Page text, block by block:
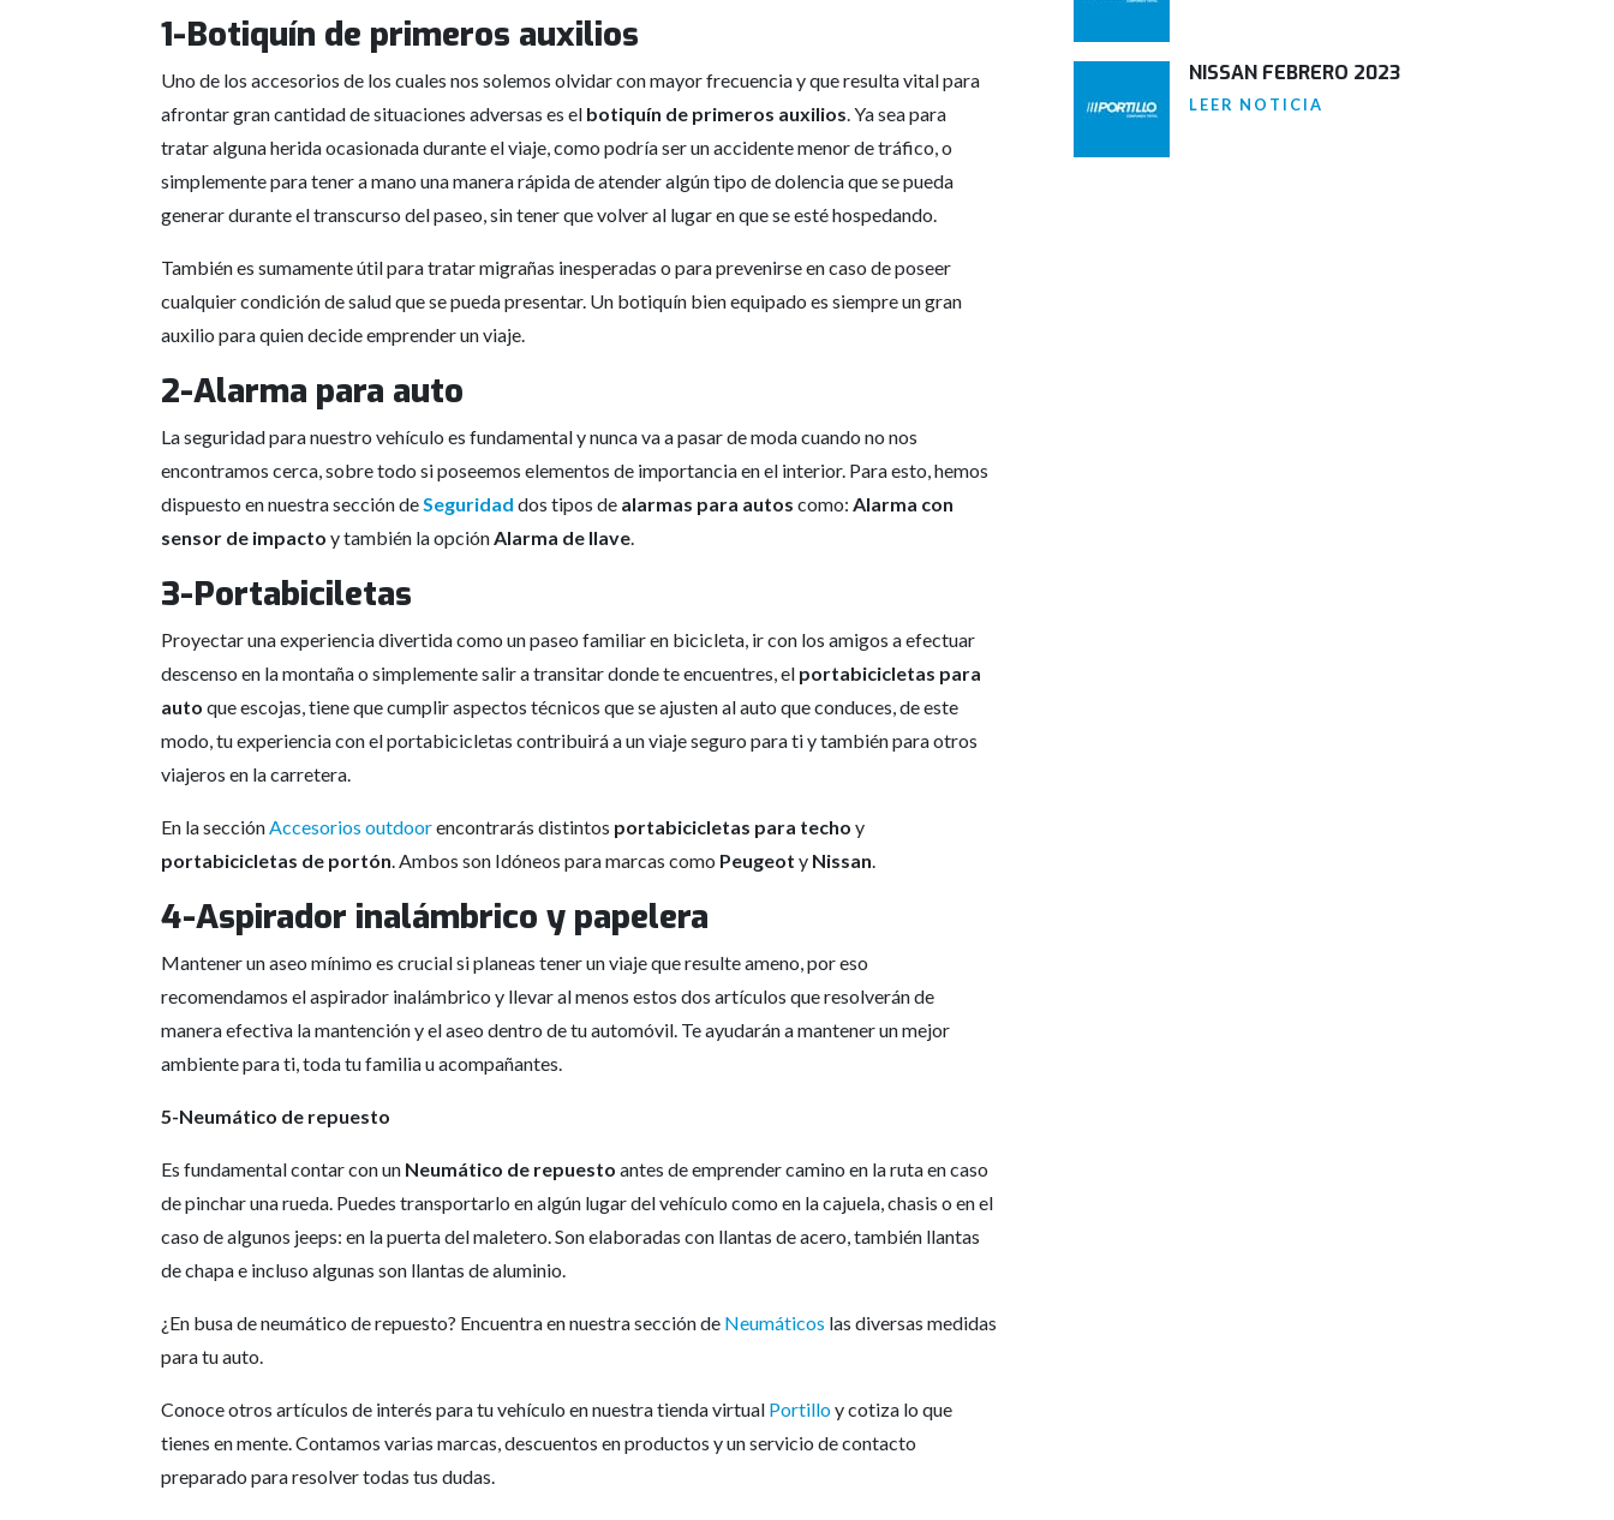
1-Botiquín de primeros auxilios
Uno de los accesorios de los cuales nos solemos olvidar con mayor frecuencia y que resulta vital para
afrontar gran cantidad de situaciones adversas es el botiquín de primeros auxilios. Ya sea para
tratar alguna herida ocasionada durante el viaje, como podría ser un accidente menor de tráfico, o
simplemente para tener a mano una manera rápida de atender algún tipo de dolencia que se pueda
generar durante el transcurso del paseo, sin tener que volver al lugar en que se esté hospedando.
También es sumamente útil para tratar migrañas inesperadas o para prevenirse en caso de poseer
cualquier condición de salud que se pueda presentar. Un botiquín bien equipado es siempre un gran
auxilio para quien decide emprender un viaje.
2-Alarma para auto
La seguridad para nuestro vehículo es fundamental y nunca va a pasar de moda cuando no nos
encontramos cerca, sobre todo si poseemos elementos de importancia en el interior. Para esto, hemos
dispuesto en nuestra sección deSeguridad dos tipos de alarmas para autos como: Alarma con
sensor de impacto y también la opciónAlarma de llave.
3-Portabiciletas
Proyectar una experiencia divertida como un paseo familiar en bicicleta, ir con los amigos a efectuar
descenso en la montaña o simplemente salir a transitar donde te encuentres, el portabicicletas para
auto que escojas, tiene que cumplir aspectos técnicos que se ajusten al auto que conduces, de este
modo, tu experiencia con el portabicicletas contribuirá a un viaje seguro para ti y también para otros
viajeros en la carretera.
En la secciónAccesorios outdoorencontrarás distintos portabicicletas para techo y
portabicicletas de portón. Ambos son Idóneos para marcas como Peugeot y Nissan.
4-Aspirador inalámbrico y papelera
Mantener un aseo mínimo es crucial si planeas tener un viaje que resulte ameno, por eso
recomendamos el aspirador inalámbrico y llevar al menos estos dos artículos que resolverán de
manera efectiva la mantención y el aseo dentro de tu automóvil. Te ayudarán a mantener un mejor
ambiente para ti, toda tu familia u acompañantes.
5-Neumático de repuesto
Es fundamental contar con un Neumático de repuesto antes de emprender camino en la ruta en caso
de pinchar una rueda. Puedes transportarlo en algún lugar del vehículo como en la cajuela, chasis o en el
caso de algunos jeeps: en la puerta del maletero. Son elaboradas con llantas de acero, también llantas
de chapa e incluso algunas son llantas de aluminio.
¿En busa de neumático de repuesto? Encuentra en nuestra sección de Neumáticos las diversas medidas
para tu auto.
Conoce otros artículos de interés para tu vehículo en nuestra tienda virtual Portilloy cotiza lo que
tienes en mente. Contamos varias marcas, descuentos en productos y un servicio de contacto
preparado para resolver todas tus dudas.
NISSAN FEBRERO 2023
LEER NOTICIA